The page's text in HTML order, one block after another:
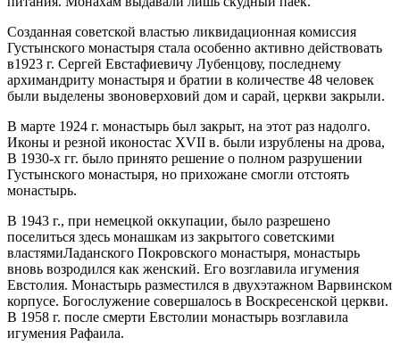
Созданная советской властью ликвидационная комиссия
Густынского монастыря стала особенно активно действовать
в1923 г. Сергей Евстафиевичу Лубенцову, последнему
архимандриту монастыря и братии в количестве 48 человек
были выделены звоноверховий дом и сарай, церкви закрыли.
В марте 1924 г. монастырь был закрыт, на этот раз надолго.
Иконы и резной иконостас XVII в. были изрублены на дрова,
В 1930-х гг. было принято решение о полном разрушении
Густынского монастыря, но прихожане смогли отстоять
монастырь.
В 1943 г., при немецкой оккупации, было разрешено
поселиться здесь монашкам из закрытого советскими
властямиЛаданского Покровского монастыря, монастырь
вновь возродился как женский. Его возглавила игумения
Евстолия. Монастырь разместился в двухэтажном Варвинском
корпусе. Богослужение совершалось в Воскресенской церкви.
В 1958 г. после смерти Евстолии монастырь возглавила
игумения Рафаила.